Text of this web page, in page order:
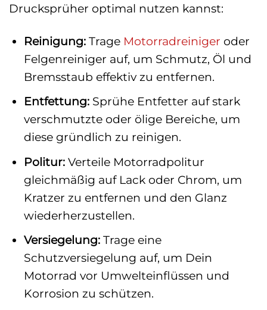
Drucksprüher optimal nutzen kannst:
Reinigung:Trage Motorradreiniger oder
Felgenreiniger auf, um Schmutz, Öl und
Bremsstaub effektiv zu entfernen.
Entfettung:Sprühe Entfetter auf stark
verschmutzte oder ölige Bereiche, um
diese gründlich zu reinigen.
Politur:Verteile Motorradpolitur
gleichmäßig auf Lack oder Chrom, um
Kratzer zu entfernen und den Glanz
wiederherzustellen.
Versiegelung:Trage eine
Schutzversiegelung auf, um Dein
Motorrad vor Umwelteinflüssen und
Korrosion zu schützen.